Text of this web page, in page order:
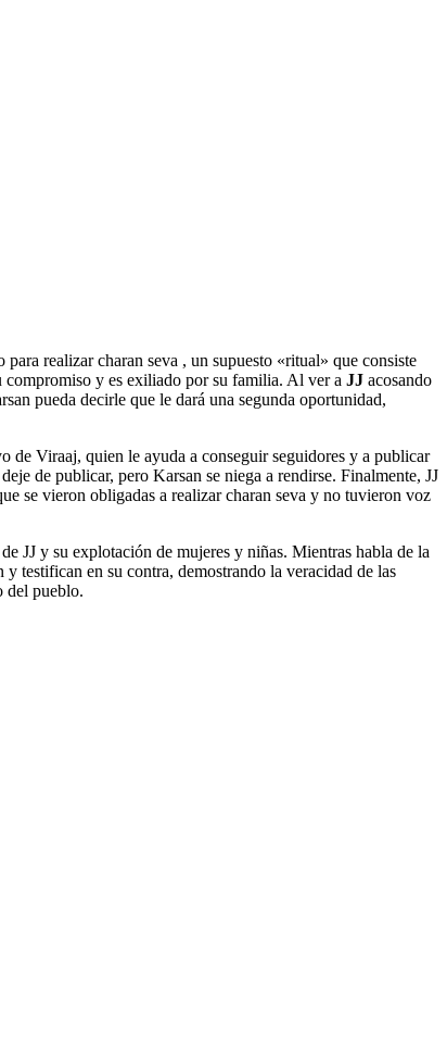
realizar charan seva , un supuesto «ritual» que consiste
compromiso y es exiliado por su familia. Al ver a JJ acosando
pueda decirle que le dará una segunda oportunidad,
de Viraaj, quien le ayuda a conseguir seguidores y a publicar
de publicar, pero Karsan se niega a rendirse. Finalmente, JJ
se vieron obligadas a realizar charan seva y no tuvieron voz
JJ y su explotación de mujeres y niñas. Mientras habla de la
testifican en su contra, demostrando la veracidad de las
del pueblo.